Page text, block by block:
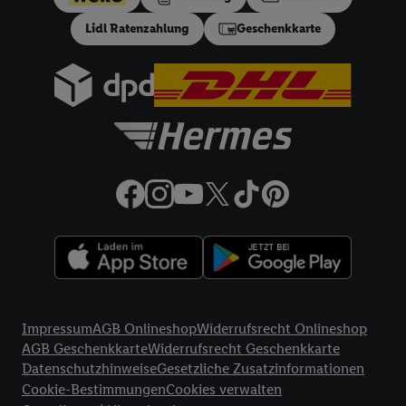
gem. §17 (4) PAngV: Nettodarlehensbetrag 200 €,
Gesamtbetrag 212.10 €, 12 monatliche Raten à 17.68 €, eff.
Digital Deutschland GmbH & Co. KG, Bonfelder Straße 2,
74206 Bad Wimpfen.
Lidl Plus Versandkostenfrei-Coupon:
Versandkostenfrei-Coupon gilt nur für Lidl Plus Nutzer bei
den in der Lidl Plus App vorgegebenen
Mindestbestellwert auf die im Warenkorb befindlichen Artikel
Mindestbestellwert angegeben ist, beträgt der
Mindestbestellwert 79 €. Sollte der jeweils geltende
Mindestbestellwert nachträglich in Folge einer Teilretoure
Rechnung zu stellen. Coupon wird nach Aktivierung
automatisch im Bestellprozess, sofern mit Lidl Plus Konto im
Onlineshop angemeldet, abgezogen. Gilt nicht für Lidl Fotos,
Lidl Reisen, Lidl Connect, Bücher & Medien. Nicht auf
Lidl Ratenzahlung Geschenkkarte
ImpressumAGB OnlineshopWiderrufsrecht Onlineshop
AGB GeschenkkarteWiderrufsrecht Geschenkkarte
DatenschutzhinweiseGesetzliche Zusatzinformationen
Cookie-BestimmungenCookies verwalten